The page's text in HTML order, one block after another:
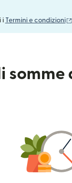
i Termini e condizioni
somme